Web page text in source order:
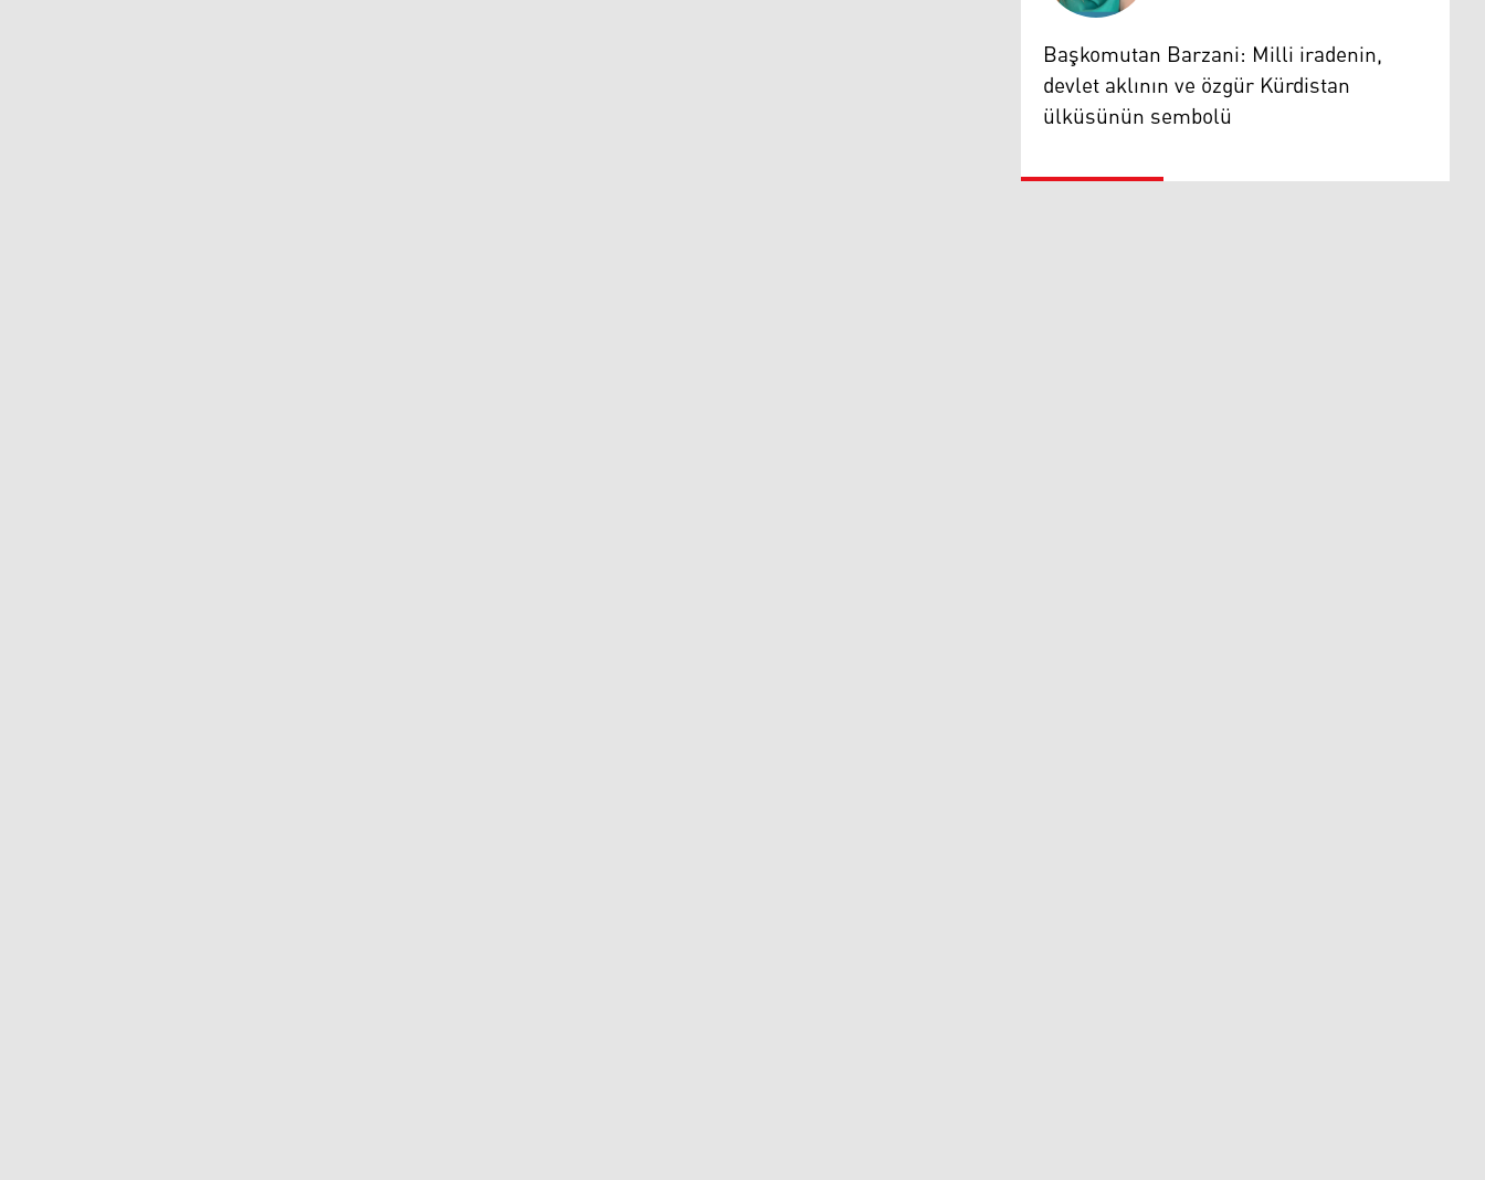
Muazzez Baktaş
Başkomutan Barzani: Milli iradenin,
devlet aklının ve özgür Kürdistan
ülküsünün sembolü